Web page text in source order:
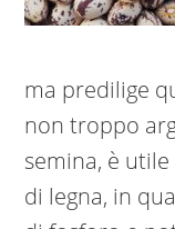
ma predilige
non troppo
semina, è
di legna, in